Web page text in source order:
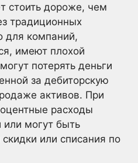
стоить дороже, чем
традиционных
для компаний,
имеют плохой
потерять деньги
за дебиторскую
активов. При
расходы
могут быть
или списания по